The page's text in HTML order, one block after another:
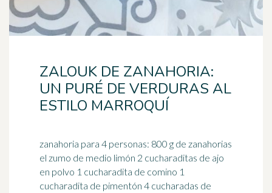
ZALOUK DE ZANAHORIA:
UN PURÉ DE VERDURAS AL
ESTILO MARROQUÍ
zanahoria para 4 personas: 800 g de zanahorias
el zumo de medio limón 2 cucharaditas de ajo
en polvo 1 cucharadita de comino 1
cucharadita de pimentón 4 cucharadas de